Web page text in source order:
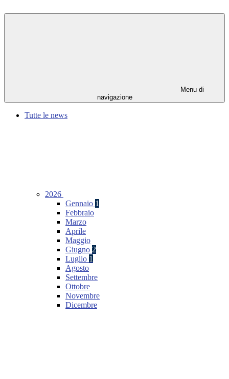
Menu di
navigazione
Tutte le news
2026
Gennaio 1
Febbraio
Marzo
Aprile
Maggio
Giugno 2
Luglio 1
Agosto
Settembre
Ottobre
Novembre
Dicembre